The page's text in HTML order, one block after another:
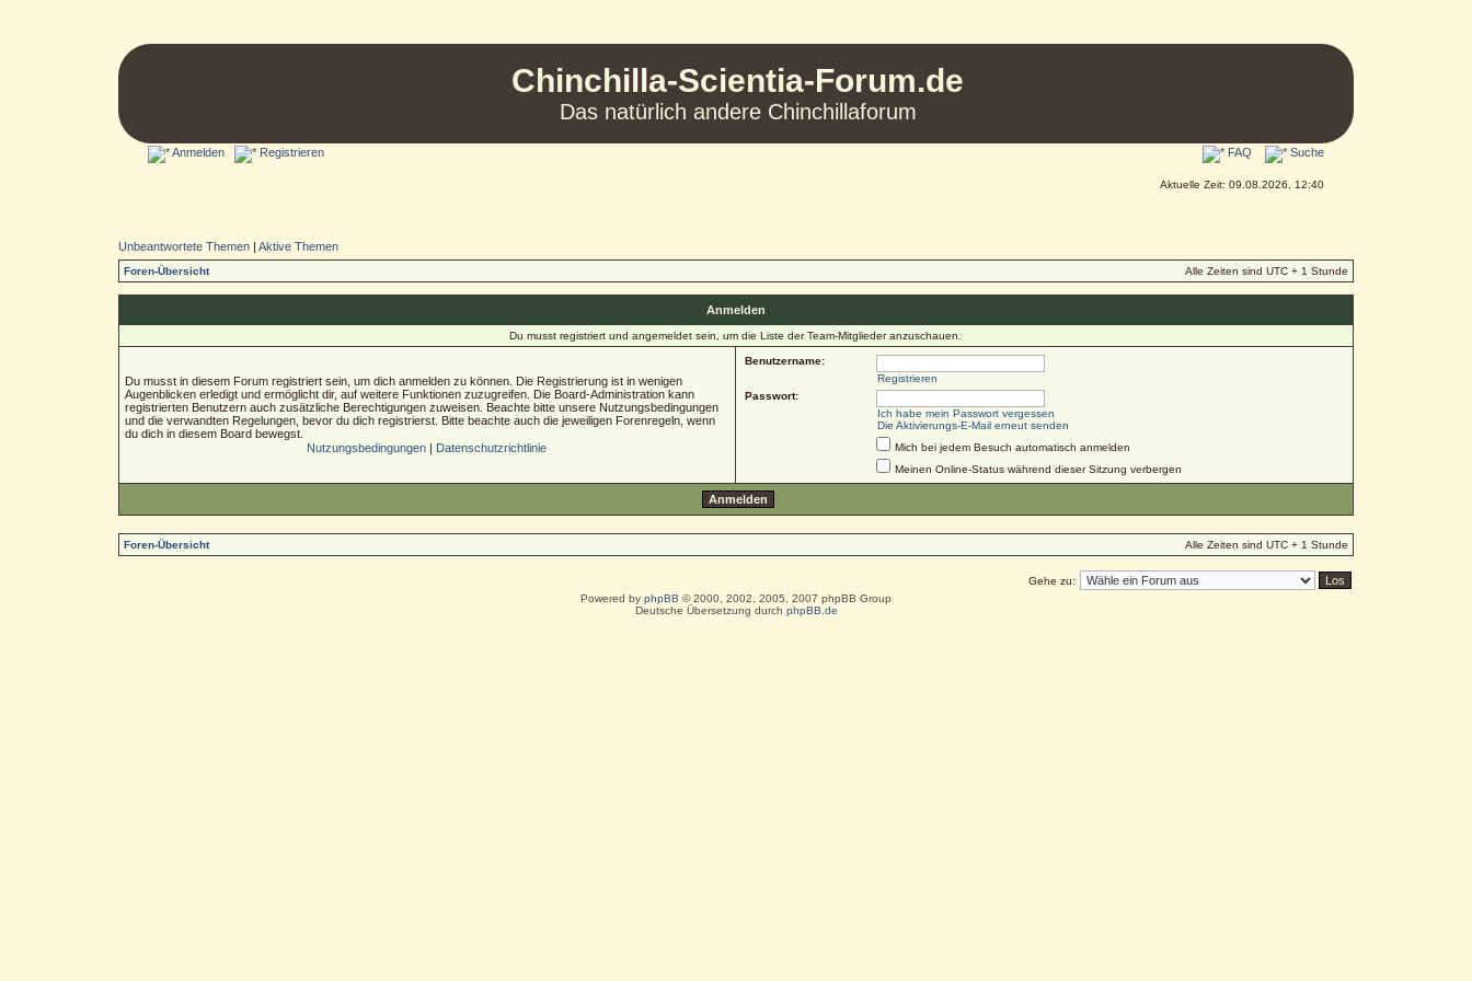
Chinchilla-Scientia-Forum.de
Das natürlich andere Chinchillaforum
Anmelden Registrieren FAQ Suche
Aktuelle Zeit: 09.08.2026, 12:40
Unbeantwortete Themen| Aktive Themen
Foren-Übersicht Alle Zeiten sind UTC + 1 Stunde
Anmelden
Du musst registriert und angemeldet sein, um die Liste der Team-Mitglieder anzuschauen.
Du musst in diesem Forum registriert sein, um dich anmelden zu können. Die Registrierung ist in wenigen
Augenblicken erledigt und ermöglicht dir, auf weitere Funktionen zuzugreifen. Die Board-Administration kann
registrierten Benutzern auch zusätzliche Berechtigungen zuweisen. Beachte bitte unsere Nutzungsbedingungen
und die verwandten Regelungen, bevor du dich registrierst. Bitte beachte auch die jeweiligen Forenregeln, wenn
du dich in diesem Board bewegst.
Nutzungsbedingungen | Datenschutzrichtlinie
Benutzername:
Registrieren
Passwort:
Ich habe mein Passwort vergessen
Die Aktivierungs-E-Mail erneut senden
Mich bei jedem Besuch automatisch anmelden
Meinen Online-Status während dieser Sitzung verbergen
Foren-Übersicht Alle Zeiten sind UTC + 1 Stunde
Gehe zu:
Powered by phpBB © 2000, 2002, 2005, 2007 phpBB Group
Deutsche Übersetzung durch phpBB.de